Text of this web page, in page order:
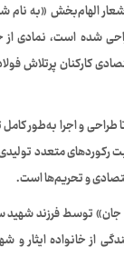
الهام‌بخش «به نام
شده است، نمادی از
کارکنان پرتلاش
تا طراحی و اجرا به‌طور
رکوردهای متعدد
و تحریم‌ها است.
جان» توسط فرزند
از خانواده ایثار و